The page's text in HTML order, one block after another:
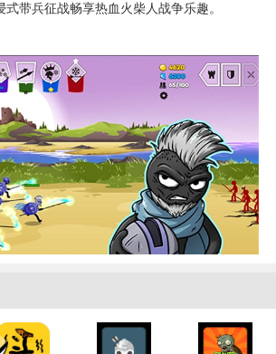
带兵征战畅享热血火柴人战争乐趣。